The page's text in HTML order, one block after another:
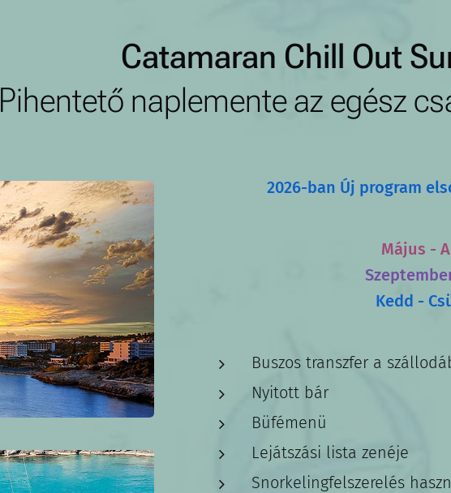
Catamaran Chill Out
Pihentető naplemente az egész
2026-ban Új program
Május -
Kedd -
Buszos transzfer a
Nyitott bár
Büfémenü
Lejátszási lista zenéje
Snorkelingfelszerelés